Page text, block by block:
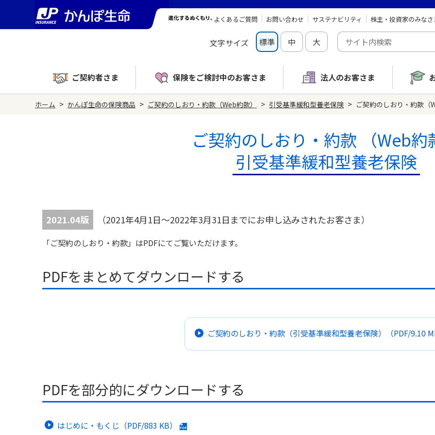
よくあるご質問 お問い合わせ サステナビリティ 株主・投資家のみな
文字サイズ 標準 中 大
ご契約者さま 保険をご検討中のお客さま 法人のお客さま
ホーム > かんぽ生命の保険商品 > ご契約のしおり・約款（Web約款） > 引受基準緩和型養老保険 > ご契約のしおり・約款（
ご契約のしおり・約款
（Web
引受基準緩和型養老保険
2021.04版 （2021年4月1日～2022年3月31日までにお申し込みされたお客さま）
「ご契約のしおり・約款」はPDFにてご覧いただけます。
PDFをまとめてダウンロードする
ご契約のしおり・約款（引受基準緩和型養老保険） （PDF/9.10
PDFを部分的にダウンロードする
はじめに・もくじ（PDF/883 KB）